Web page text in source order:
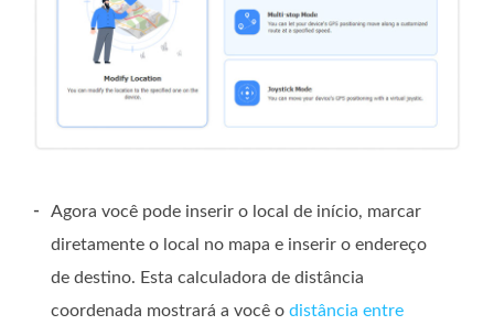
-
Agora você pode inserir o local de início, marcar
diretamente o local no mapa e inserir o endereço
de destino. Esta calculadora de distância
coordenada mostrará a você o distância entre